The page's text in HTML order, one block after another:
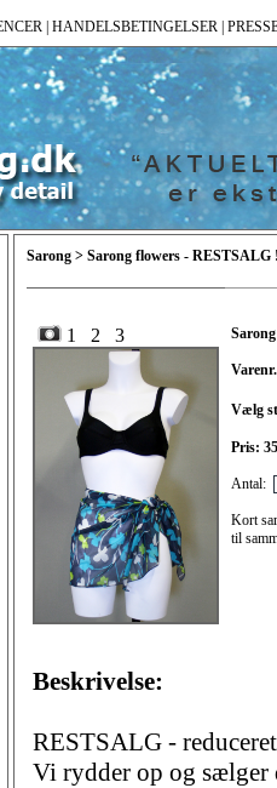
HANDELSBETINGELSER
Sarong > Sarong flowers - RESTSALG
1 2 3
Vælg
Pris:
Antal:
Kort
til
Beskrivelse:
RESTSALG -
Vi rydder op og sælger